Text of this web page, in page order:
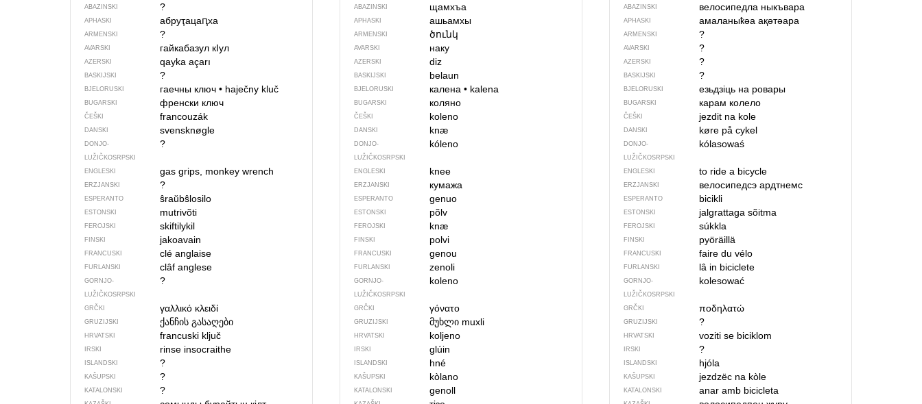
ABAZINSKI ?
APHASKI абруҭацаԥха
ARMENSKI ?
AVARSKI гайкабазул кIул
AZERSKI qayka açarı
BASKIJSKI ?
BJELORUSKI гаечны ключ •haječny kluč
BUGARSKI френски ключ
ČEŠKI francouzák
DANSKI svensknøgle
DONJO­
LUŽIČKOSRPSKI
?
ENGLESKI gas grips, monkey wrench
ERZJANSKI ?
ESPERANTO ŝraŭbŝlosilo
ESTONSKI mutrivõti
FEROJSKI skiftilykil
FINSKI jakoavain
FRANCUSKI clé anglaise
FURLANSKI clâf anglese
GORNJO­
LUŽIČKOSRPSKI
?
GRČKI γαλλικό κλειδί
GRUZIJSKI ქანჩის გასაღები
HRVATSKI francuski ključ
IRSKI rinse insocraithe
ISLANDSKI ?
KAŠUPSKI ?
KATALONSKI ?
ABAZINSKI щамхъа
APHASKI ашьамхы
ARMENSKI ծունկ
AVARSKI наку
AZERSKI diz
BASKIJSKI belaun
BJELORUSKI калена • kalena
BUGARSKI коляно
ČEŠKI koleno
DANSKI knæ
DONJO­
LUŽIČKOSRPSKI
kóleno
ENGLESKI knee
ERZJANSKI кумажа
ESPERANTO genuo
ESTONSKI põlv
FEROJSKI knæ
FINSKI polvi
FRANCUSKI genou
FURLANSKI zenoli
GORNJO­
LUŽIČKOSRPSKI
koleno
GRČKI γόνατο
GRUZIJSKI მუხლი muxli
HRVATSKI koljeno
IRSKI glúin
ISLANDSKI hné
KAŠUPSKI kòlano
KATALONSKI genoll
ABAZINSKI велосипедла ны­къвара
APHASKI амаланыҟәа ақәтәара
ARMENSKI ?
AVARSKI ?
AZERSKI ?
BASKIJSKI ?
BJELORUSKI езьдзіць на ровары
BUGARSKI карам колело
ČEŠKI jezdit na kole
DANSKI køre på cykel
DONJO­
LUŽIČKOSRPSKI
kólasowaś
ENGLESKI to ride a bicycle
ERZJANSKI велосипедсэ ардтнемс
ESPERANTO bicikli
ESTONSKI jalgrattaga sõitma
FEROJSKI súkkla
FINSKI pyöräillä
FRANCUSKI faire du vélo
FURLANSKI lâ in biciclete
GORNJO­
LUŽIČKOSRPSKI
kolesować
GRČKI ποδηλατώ
GRUZIJSKI ?
HRVATSKI voziti se biciklom
IRSKI ?
ISLANDSKI hjóla
KAŠUPSKI jezdzëc na kòle
KATALONSKI anar amb bicicleta